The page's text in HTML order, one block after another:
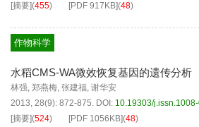
[摘要](455) [PDF 917KB](48)
作物科学
水稻CMS-WA微效恢复基因的遗传分析
林强, 郑燕梅, 张建福, 谢华安
2013, 28(9): 872-875. DOI: 10.19303/
[摘要](524) [PDF 1056KB](48)